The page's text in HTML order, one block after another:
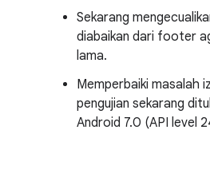
Sekarang
diabaikan dari footer
lama.
Memperbaiki masalah
pengujian sekarang
Android 7.0 (API level